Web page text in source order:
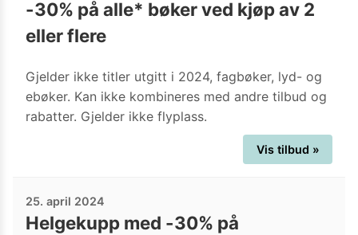
-30% på alle* bøker ved kjøp av 2
eller flere
Gjelder ikke titler utgitt i 2024, fagbøker, lyd- og
ebøker. Kan ikke kombineres med andre tilbud og
rabatter. Gjelder ikke flyplass.
Vis tilbud »
25. april 2024
Helgekupp med -30% på